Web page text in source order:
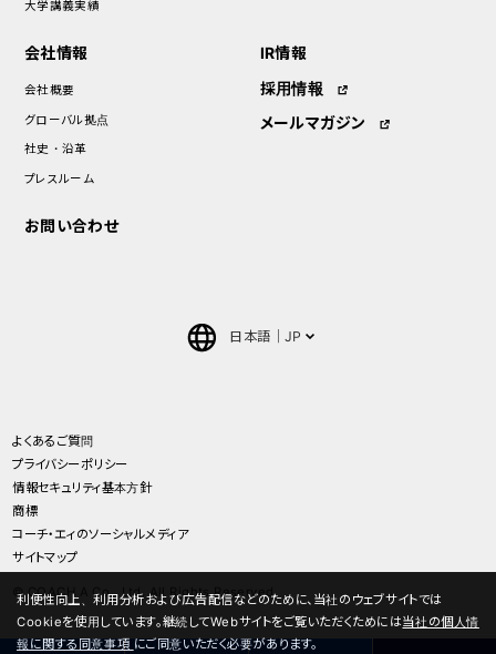
大学講義実績
会社情報
会社概要
グローバル拠点
社史・沿革
プレスルーム
IR情報
採用情報
メールマガジン
お問い合わせ
日本語 JP
よくあるご質問
プライバシーポリシー
情報セキュリティ基本方針
商標
コーチ・エィのソーシャルメディア
サイトマップ
© COACH A Co., Ltd. All Rights Reserved.
利便性向上、利用分析および広告配信などのために、当社のウェブサイトでは
Cookieを使用しています。継続してWebサイトをご覧いただくためには当社の個人情
報に関する同意事項 にご同意いただく必要があります。